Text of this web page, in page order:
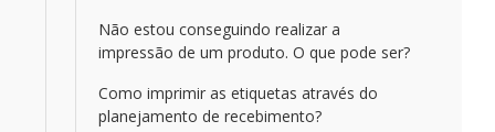
Não estou conseguindo realizar a
impressão de um produto. O que pode ser?
Como imprimir as etiquetas através do
planejamento de recebimento?